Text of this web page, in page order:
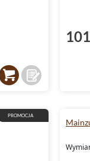
PROMOCJA